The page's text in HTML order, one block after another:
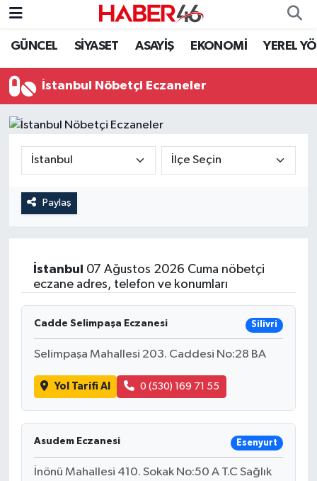
GÜNCEL SİYASET ASAYİŞ EKONOMİ YEREL
İstanbul Nöbetçi Eczaneler
Paylaş
İstanbul
07 Ağustos 2026 Cuma nöbetçi
eczane adres, telefon ve konumları
Cadde Selimpaşa Eczanesi Silivri
Selimpaşa Mahallesi 203. Caddesi No:28 BA
Yol Tarifi Al 0 (530) 169 71 55
Asudem Eczanesi Esenyurt
İnönü Mahallesi 410. Sokak No:50 A T.C Sağlık
GÜNCEL
SİYASET
EKONOMİ
SPOR
YAŞAM
SAĞLIK
EĞİTİM
İLÇE HABERLERİ
KÜLTÜR-SANAT
Nöbetçi Eczaneler
Hava Durumu
Kahramanmaraş Namaz Vakitleri
Trafik Durumu
Süper Lig Puan Durumu ve Fikstür
Son Dakika Haberleri
Haber Arşivi